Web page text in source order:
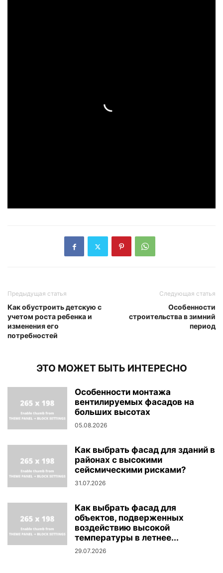
Предыдущая статья
Как обустроить детскую с
учетом роста ребенка и
изменения его
потребностей
Следующая статья
Особенности
строительства в зимний
период
ЭТО МОЖЕТ БЫТЬ ИНТЕРЕСНО
Особенности монтажа
вентилируемых фасадов на
больших высотах
05.08.2026
Как выбрать фасад для зданий в
районах с высокими
сейсмическими рисками?
31.07.2026
Как выбрать фасад для
объектов, подверженных
воздействию высокой
температуры в летнее...
29.07.2026